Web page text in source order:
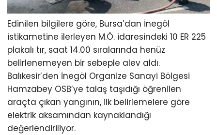
Edinilen bilgilere göre, Bursa’dan İnegöl
istikametine ilerleyen M.Ö. idaresindeki 10 ER 225
plakalı tır, saat 14.00 sıralarında henüz
belirlenemeyen bir sebeple alev aldı.
Balıkesir’den İnegöl Organize Sanayi Bölgesi
Hamzabey OSB’ye talaş taşıdığı öğrenilen
araçta çıkan yangının, ilk belirlemelere göre
elektrik aksamından kaynaklandığı
değerlendiriliyor.